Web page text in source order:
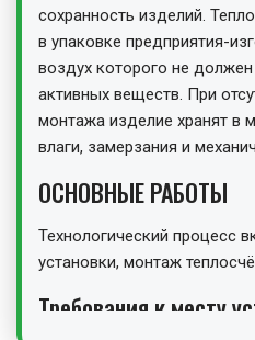
сохранность изделий.
в упаковке предприятия-
воздух которого не
активных веществ. При
монтажа изделие хранят в
влаги, замерзания и
ОСНОВНЫЕ РАБОТЫ
Технологический процесс
установки, монтаж
Требования к месту